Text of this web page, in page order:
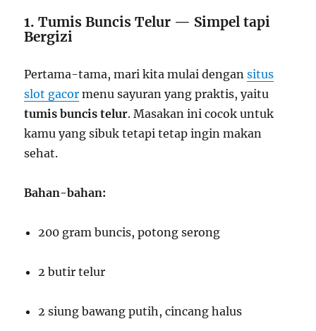
1. Tumis Buncis Telur — Simpel tapi
Bergizi
Pertama-tama, mari kita mulai dengansitus
slot gacor menu sayuran yang praktis, yaitu
tumis buncis telur. Masakan ini cocok untuk
kamu yang sibuk tetapi tetap ingin makan
sehat.
Bahan-bahan:
200 gram buncis, potong serong
2 butir telur
2 siung bawang putih, cincang halus